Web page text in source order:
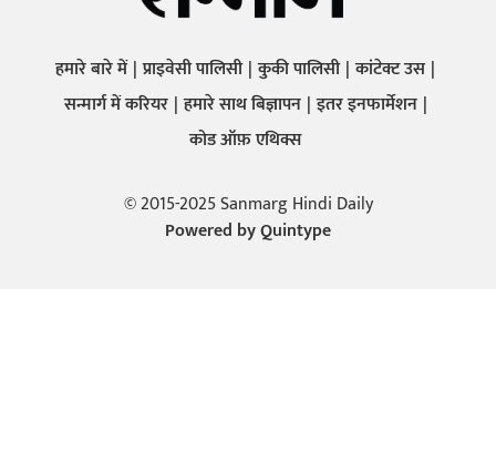
हमारे बारे में प्राइवेसी पालिसी कुकी पालिसी कांटेक्ट उस
सन्मार्ग में करियर हमारे साथ बिज्ञापन इतर इनफार्मेशन
कोड ऑफ़ एथिक्स
© 2015-2025 Sanmarg Hindi Daily
Powered byQuintype